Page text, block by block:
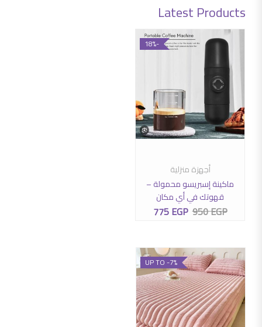
Latest Products
-18%
إضافة إلى السلة
أجهزة منزلية
ماكينة إسبريسو محمولة –
قهوتك في أي مكان
950EGP السعر الأصلي هو: 950 EGP.
775EGP
UP TO -7%